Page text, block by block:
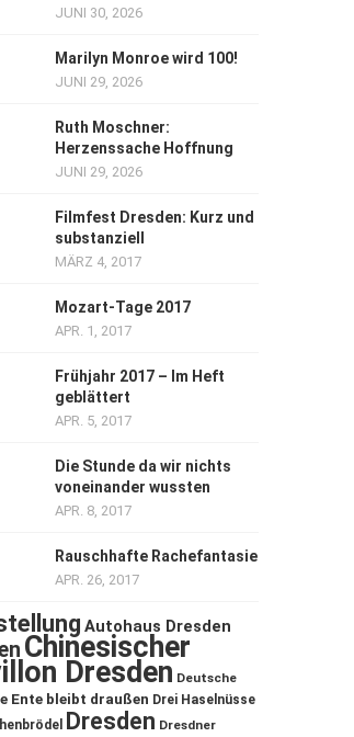
JUNI 30, 2026
Marilyn Monroe wird 100!
JUNI 29, 2026
Ruth Moschner:
Herzenssache Hoffnung
JUNI 29, 2026
Filmfest Dresden: Kurz und
substanziell
MÄRZ 4, 2017
Mozart-Tage 2017
APR. 1, 2017
Frühjahr 2017 – Im Heft
geblättert
APR. 5, 2017
Die Stunde da wir nichts
voneinander wussten
APR. 8, 2017
Rauschhafte Rachefantasie
APR. 26, 2017
Autohaus Dresden
Chinesischer
Dresden Deutsche
Ente bleibt draußen Drei Haselnüsse
Dresden Dresdner